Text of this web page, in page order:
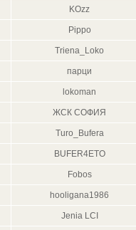
KOzz
Pippo
Triena_Loko
парци
lokoman
ЖСК СОФИЯ
Turo_Bufera
BUFER4ETO
Fobos
hooligana1986
Jenia LCI